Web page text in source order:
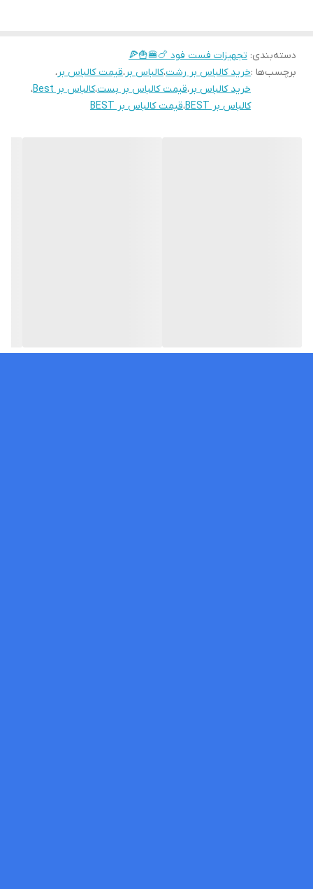
دسته‌بندی: تجهیزات فست فود 🍗🍔🍟🍕
برچسب‌ها :خرید کالباس بر رشت،کالباس بر،قیمت کالباس بر،
خرید کالباس بر،قیمت کالباس بر بست،کالباس بر Best
،
کالباس بر BEST
،قیمت کالباس بر BEST